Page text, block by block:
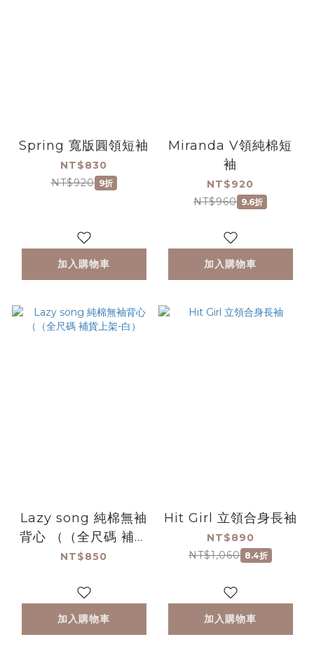
Spring 寬版圓領短袖
NT$830
NT$920 9折
加入購物車
Miranda V領純棉短
袖
NT$920
NT$960 9.6折
加入購物車
Lazy song 純棉無袖
背心 （（全尺碼 補貨
上架-白）
NT$850
加入購物車
Hit Girl 立領合身長袖
NT$890
NT$1,060 8.4折
加入購物車